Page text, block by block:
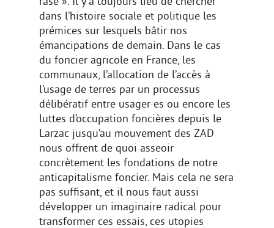
dans l’histoire sociale et politique les
prémices sur lesquels bâtir nos
émancipations de demain. Dans le cas
du foncier agricole en France, les
communaux, l’allocation de l’accès à
l’usage de terres par un processus
délibératif entre usager·es ou encore les
luttes d’occupation foncières depuis le
Larzac jusqu’au mouvement des ZAD
nous offrent de quoi asseoir
concrètement les fondations de notre
anticapitalisme foncier. Mais cela ne sera
pas suffisant, et il nous faut aussi
développer un imaginaire radical pour
transformer ces essais, ces utopies